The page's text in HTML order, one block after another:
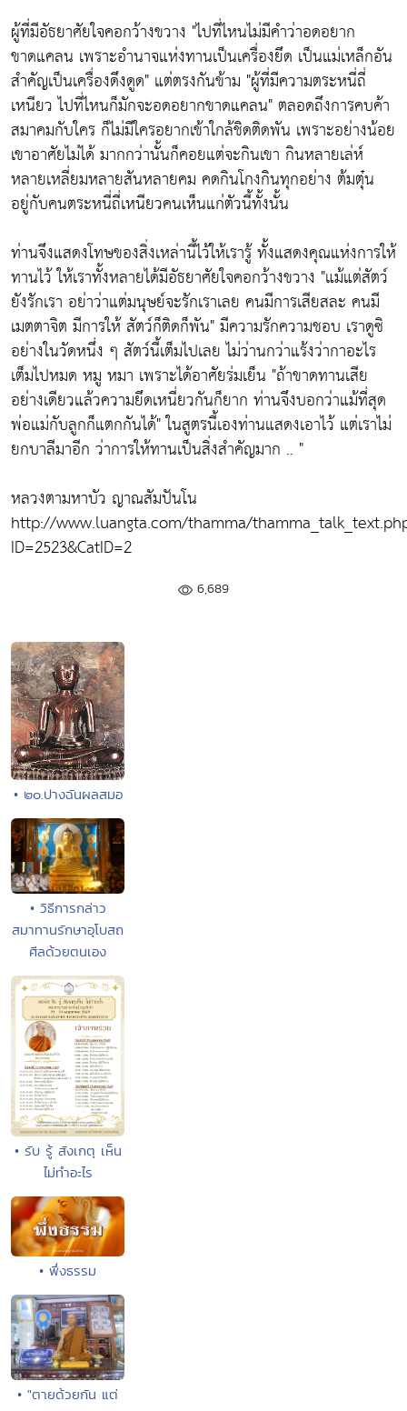
ผู้ที่มีอัธยาศัยใจคอกว้างขวาง "ไปที่ไหนไม่มีคำว่าอดอยาก
ขาดแคลน เพราะอำนาจแห่งทานเป็นเครื่องยึด เป็นแม่เหล็กอัน
สำคัญเป็นเครื่องดึงดูด" แต่ตรงกันข้าม "ผู้ที่มีความตระหนี่ถี่
เหนียว ไปที่ไหนก็มักจะอดอยากขาดแคลน"ตลอดถึงการคบค้า
สมาคมกับใคร ก็ไม่มีใครอยากเข้าใกล้ชิดติดพัน เพราะอย่างน้อย
เขาอาศัยไม่ได้ มากกว่านั้นก็คอยแต่จะกินเขา กินหลายเล่ห์
หลายเหลี่ยมหลายสันหลายคม คดกินโกงกินทุกอย่าง ต้มตุ๋น
อยู่กับคนตระหนี่ถี่เหนียวคนเห็นแก่ตัวนี้ทั้งนั้น
ท่านจึงแสดงโทษของสิ่งเหล่านี้ไว้ให้เรารู้ ทั้งแสดงคุณแห่งการให้
ทานไว้ ให้เราทั้งหลายได้มีอัธยาศัยใจคอกว้างขวาง "แม้แต่สัตว์
ยังรักเรา อย่าว่าแต่มนุษย์จะรักเราเลย คนมีการเสียสละ คนมี
เมตตาจิต มีการให้ สัตว์ก็ติดก็พัน"มีความรักความชอบ เราดูซิ
อย่างในวัดหนึ่ง ๆ สัตว์นี้เต็มไปเลย ไม่ว่านกว่าแร้งว่ากาอะไร
เต็มไปหมด หมู หมา เพราะได้อาศัยร่มเย็น "ถ้าขาดทานเสีย
อย่างเดียวแล้วความยึดเหนี่ยวกันก็ยาก ท่านจึงบอกว่าแม้ที่สุด
พ่อแม่กับลูกก็แตกกันได้"ในสูตรนี้เองท่านแสดงเอาไว้ แต่เราไม่
ยกบาลีมาอีก ว่าการให้ทานเป็นสิ่งสำคัญมาก .. "
หลวงตามหาบัว ญาณสัมปันโน
http://www.luangta.com/thamma/
ID=2523&CatID=2
6,689
• ๒๐.ปางฉันผลสมอ
• วิธีการกล่าว
สมาทานรักษาอุโบสถ
ศีลด้วยตนเอง
• รับ รู้ สังเกตุ เห็น
ไม่ทำอะไร
• พึ่งธรรม
• "ตายด้วยกัน แต่